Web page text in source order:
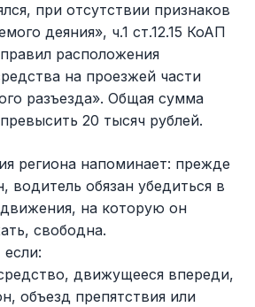
при отсутствии признаков
деяния», ч.1 ст.12.15 КоАП
расположения
на проезжей части
разъезда». Общая сумма
20 тысяч рублей.
региона напоминает: прежде
водитель обязан убедиться в
на которую он
свободна.
движущееся впереди,
объезд препятствия или